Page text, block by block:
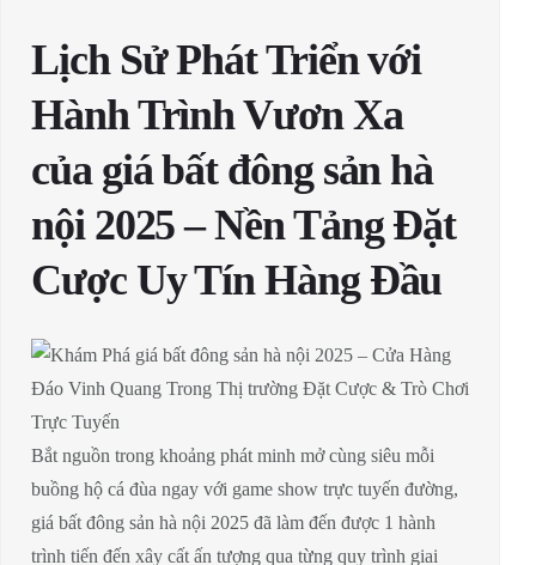
Lịch Sử Phát Triển với
Hành Trình Vươn Xa
của giá bất đông sản hà
nội 2025 – Nền Tảng Đặt
Cược Uy Tín Hàng Đầu
Bắt nguồn trong khoảng phát minh mở cùng siêu mỗi
buồng hộ cá đùa ngay với game show trực tuyến đường,
giá bất đông sản hà nội 2025 đã làm đến được 1 hành
trình tiến đến xây cất ấn tượng qua từng quy trình giai